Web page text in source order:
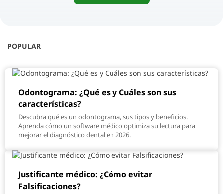
POPULAR
Odontograma: ¿Qué es y Cuáles son sus
características?
Descubra qué es un odontograma, sus tipos y beneficios.
Aprenda cómo un software médico optimiza su lectura para
mejorar el diagnóstico dental en 2026.
Justificante médico: ¿Cómo evitar
Falsificaciones?